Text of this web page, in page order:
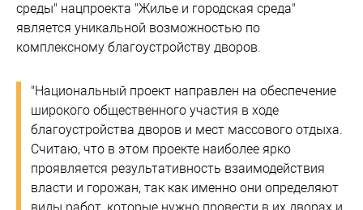
среды" нацпроекта "Жилье и городская среда"
является уникальной возможностью по
комплексному благоустройству дворов.
"Национальный проект направлен на обеспечение
широкого общественного участия в ходе
благоустройства дворов и мест массового отдыха.
Считаю, что в этом проекте наиболее ярко
проявляется результативность взаимодействия
власти и горожан, так как именно они определяют